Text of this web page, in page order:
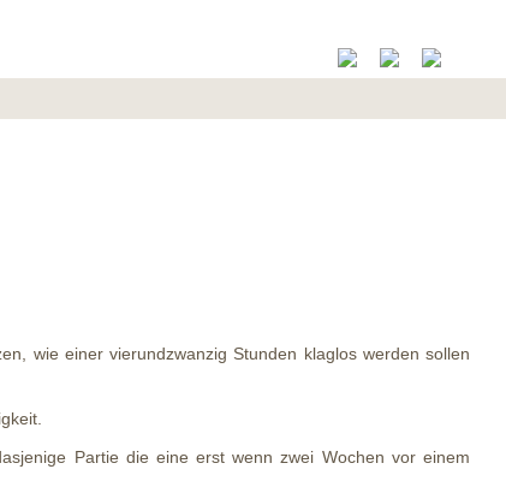
wie einer vierundzwanzig Stunden klaglos werden sollen
Partie die eine erst wenn zwei Wochen vor einem